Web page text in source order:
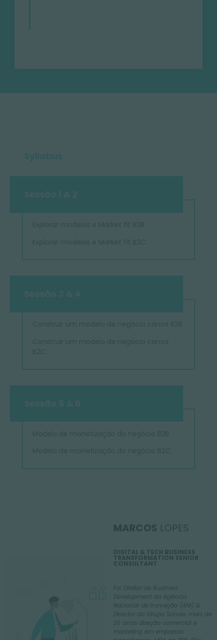
Syllabus
Sessão 1 & 2
Sessão 3 & 4
Sessão 5 & 6
MARCOS LOPES
DIGITAL & TECH BUSINESS
TRANSFORMATION SENIOR
CONSULTANT
Foi Diretor de Business
Development da Agência
Nacional de Inovação (ANI) &
Director do Grupo Sonae; mais de
20 anos direção comercial e
marketing em empresas